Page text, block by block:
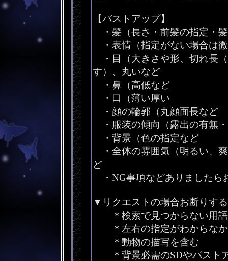
【バストアップ】
・髪（長さ・前髪の指定・
・表情（指定がない場合は
・目（大きさや形、切れ長
す）、丸いなど
・鼻（高低など
・口（薄い厚い
・顔の輪郭（丸顔面長など
・服装の傾向（露出の有無
・背景（色の指定など
・全体の雰囲気（明るい
ど
・NG事項などありましたら
▼リクエストの場合お断りす
＊検索で見つからない用語
＊左右の指定がわからな
＊動物の描写を含む
＊背景必需のSDやバスト